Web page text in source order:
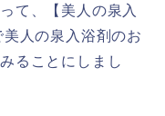
て、【美人の泉入
人の泉入浴剤のお
ることにしまし